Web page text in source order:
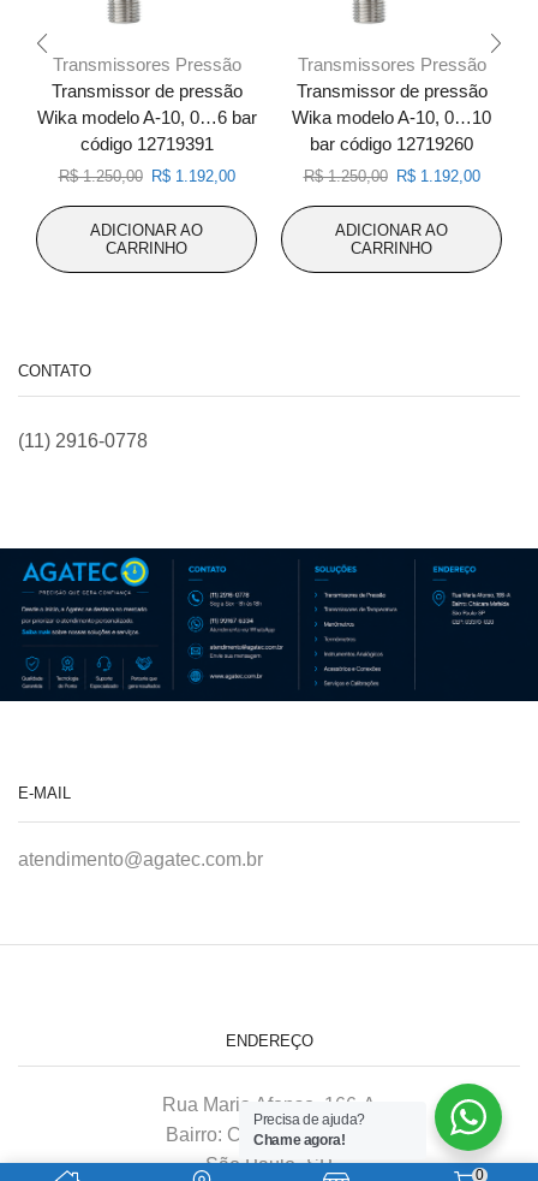
Transmissores Pressão
Transmissor de pressão
Wika modelo A-10, 0…6 bar
código 12719391
R$1.250,00 O
original
era:
R$ 1.250,00.
R$1.192,00O
atual
R$ 1.192,00.
ADICIONAR AO
CARRINHO
Transmissores Pressão
Transmissor de pressão
Wika modelo A-10, 0…10
bar código 12719260
R$1.250,00 O
original
era:
R$ 1.250,00.
R$1.192,00O
atual
R$
ADICIONAR AO
CARRINHO
CONTATO
(11) 2916-0778
E-MAIL
atendimento@agatec.com.br
ENDEREÇO
Rua Maria Afonso, 166-A
Bairro: Chácara Mafalda
São Paulo–SP
0
Precisa de ajuda?
Chame agora!